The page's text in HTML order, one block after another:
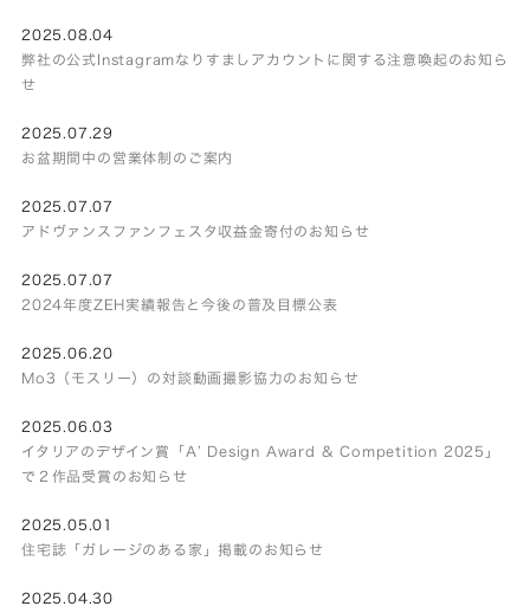
2025.08.04
弊社の公式Instagramなりすましアカウントに関する注意喚起のお知ら
せ
2025.07.29
お盆期間中の営業体制のご案内
2025.07.07
アドヴァンスファンフェスタ収益金寄付のお知らせ
2025.07.07
2024年度ZEH実績報告と今後の普及目標公表
2025.06.20
Mo3（モスリー）の対談動画撮影協力のお知らせ
2025.06.03
イタリアのデザイン賞「A’ Design Award & Competition 2025」
で２作品受賞のお知らせ
2025.05.01
住宅誌「ガレージのある家」掲載のお知らせ
2025.04.30